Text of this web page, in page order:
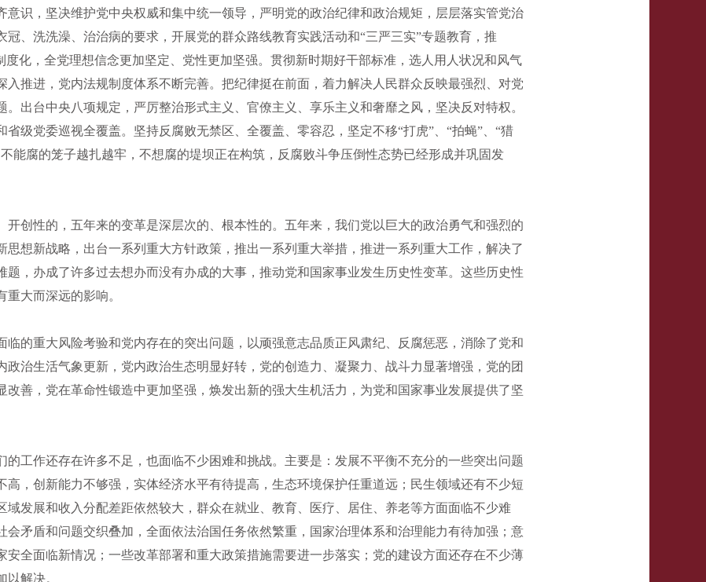
意识，坚决维护党中央权威和集中统一领导，严明党的政治纪律和政治规矩，层层落实管党治
冠、洗洗澡、治治病的要求，开展党的群众路线教育实践活动和“三严三实”专题教育，推
度化，全党理想信念更加坚定、党性更加坚强。贯彻新时期好干部标准，选人用人状况和风气
入推进，党内法规制度体系不断完善。把纪律挺在前面，着力解决人民群众反映最强烈、对党
。出台中央八项规定，严厉整治形式主义、官僚主义、享乐主义和奢靡之风，坚决反对特权。
级党委巡视全覆盖。坚持反腐败无禁区、全覆盖、零容忍，坚定不移“打虎”、“拍蝇”、“猎
能腐的笼子越扎越牢，不想腐的堤坝正在构筑，反腐败斗争压倒性态势已经形成并巩固发
开创性的，五年来的变革是深层次的、根本性的。五年来，我们党以巨大的政治勇气和强烈的
思想新战略，出台一系列重大方针政策，推出一系列重大举措，推进一系列重大工作，解决了
题，办成了许多过去想办而没有办成的大事，推动党和国家事业发生历史性变革。这些历史性
大而深远的影响。
临的重大风险考验和党内存在的突出问题，以顽强意志品质正风肃纪、反腐惩恶，消除了党和
政治生活气象更新，党内政治生态明显好转，党的创造力、凝聚力、战斗力显著增强，党的团
改善，党在革命性锻造中更加坚强，焕发出新的强大生机活力，为党和国家事业发展提供了坚
的工作还存在许多不足，也面临不少困难和挑战。主要是：发展不平衡不充分的一些突出问题
高，创新能力不够强，实体经济水平有待提高，生态环境保护任重道远；民生领域还有不少短
域发展和收入分配差距依然较大，群众在就业、教育、医疗、居住、养老等方面面临不少难
会矛盾和问题交织叠加，全面依法治国任务依然繁重，国家治理体系和治理能力有待加强；意
安全面临新情况；一些改革部署和重大政策措施需要进一步落实；党的建设方面还存在不少薄
解决。